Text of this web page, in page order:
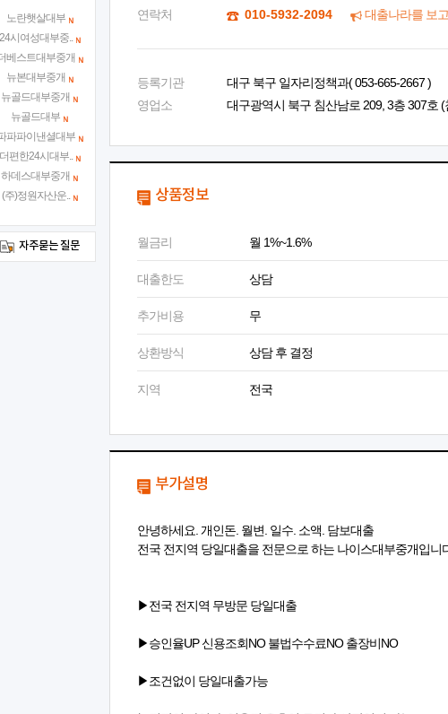
연락처
010-5932-2094 대출나라를 보
등록기관
대구 북구 일자리정책과( 053-665-2667 )
영업소
대구광역시 북구 침산남로 209, 3층 307호 (
상품정보
월금리 월 1%~1.6%
대출한도 상담
추가비용 무
상환방식 상담 후 결정
지역 전국
부가설명
안녕하세요. 개인돈. 월변. 일수. 소액. 담보대출
전국 전지역 당일대출을 전문으로 하는 나이스대부중개입니
▶전국 전지역 무방문 당일대출
▶승인율UP 신용조회NO 불법수수료NO 출장비NO
▶조건없이 당일대출가능
노란햇살대부
시여성대부중..
베스트대부중개
뉴본대부중개
뉴골드대부중개
뉴골드대부
파파이낸셜대부
편한24시대부..
하데스대부중개
(주)정원자산운..
자주묻는 질문